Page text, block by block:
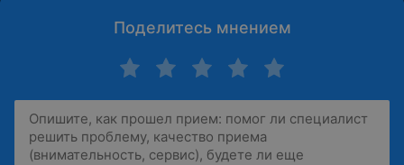
Поделитесь мнением